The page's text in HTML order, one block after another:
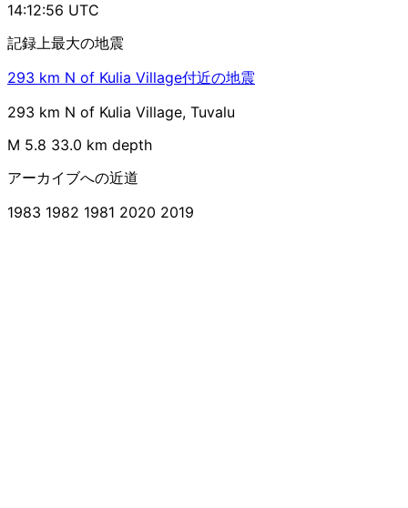
14:12:56 UTC
記録上最大の地震
293 km N of Kulia Village付近の地震
293 km N of Kulia Village, Tuvalu
M 5.8 33.0 km depth
アーカイブへの近道
1983 1982 1981 2020 2019